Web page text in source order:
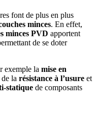
font de plus en plus
minces. En effet,
minces PVD apportent
de se doter
exemple la mise en
la résistance à l’usure et
statique de composants